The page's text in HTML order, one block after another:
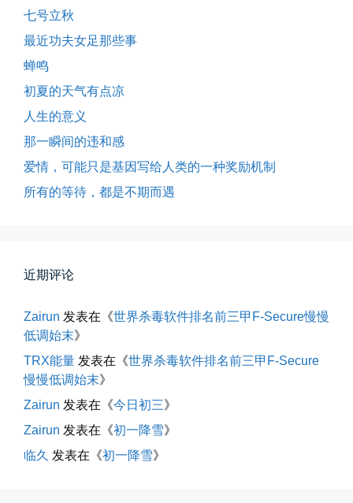
七号立秋
最近功夫女足那些事
蝉鸣
初夏的天气有点凉
人生的意义
那一瞬间的违和感
爱情，可能只是基因写给人类的一种奖励机制
所有的等待，都是不期而遇
近期评论
Zairun 发表在《世界杀毒软件排名前三甲F-Secure慢慢
低调始末》
TRX能量 发表在《世界杀毒软件排名前三甲F-Secure
慢慢低调始末》
Zairun 发表在《今日初三》
Zairun 发表在《初一降雪》
临久 发表在《初一降雪》
所有的等待，都是不期而遇
晨风微凉，小区花香正浓。 从外...
海边散步随手一拍
晚上出门散步，抬头看月亮很圆，...